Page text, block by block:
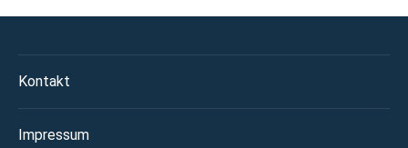
Kontakt
Impressum